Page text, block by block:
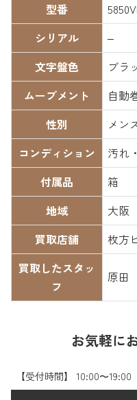
型番
シリアル
–
文字盤色
ブラ
ムーブメント
自動
性別
メン
コンディション
汚れ
付属品
箱
地域
大阪
買取店舗
枚方
買取したスタッ
フ
原田
お気軽に
【受付時間】 10:00〜